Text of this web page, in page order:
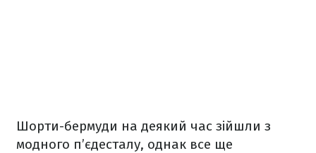
Шорти-бермуди на деякий час зійшли з
модного п’єдесталу, однак все ще